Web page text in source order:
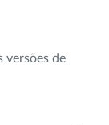
versões de